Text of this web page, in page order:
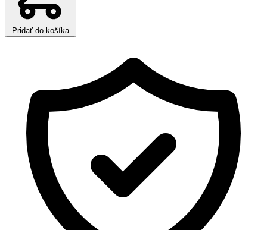
Pridať do košíka